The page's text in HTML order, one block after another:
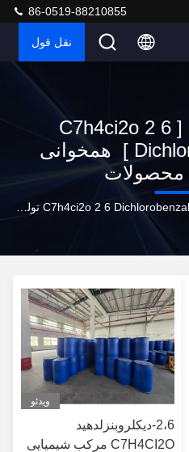
86-0519-88210855
نقل قول
کلمات کلیدی [ C7h4ci2o 2 6
Dichlorobenzaldehyde ] همخوانی
ویدئو
2،6-دیکلروبنزلدهید
C7H4CI2O مرکب شیمیایی